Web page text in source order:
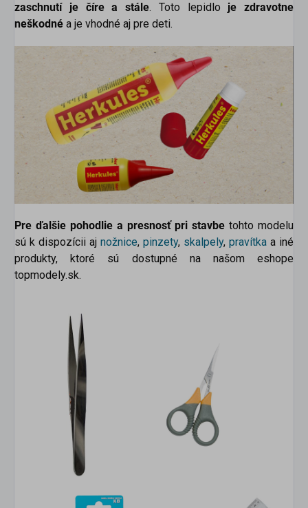
zaschnutí je číre a stále. Toto lepidlo je zdravotne
neškodné a je vhodné aj pre deti.
Pre ďalšie pohodlie a presnosť pri stavbe tohto modelu
sú k dispozícii aj nožnice, pinzety, skalpely, pravítka a iné
produkty, ktoré sú dostupné na našom eshope
topmodely.sk.